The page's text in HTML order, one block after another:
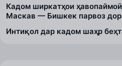
Кадом ширкатҳои
Маскав — Бишкек парвоз
Интиқол дар кадом шаҳр